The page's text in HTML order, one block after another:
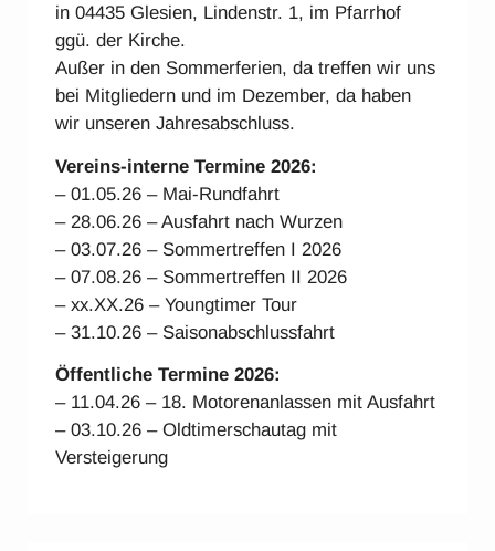
in 04435 Glesien, Lindenstr. 1, im Pfarrhof
ggü. der Kirche.
Außer in den Sommerferien, da treffen wir uns
bei Mitgliedern und im Dezember, da haben
wir unseren Jahresabschluss.
Vereins-interne Termine 2026:
– 01.05.26 – Mai-Rundfahrt
– 28.06.26 – Ausfahrt nach Wurzen
– 03.07.26 – Sommertreffen I 2026
– 07.08.26 – Sommertreffen II 2026
– xx.XX.26 – Youngtimer Tour
– 31.10.26 – Saisonabschlussfahrt
Öffentliche Termine 2026:
– 11.04.26 – 18. Motorenanlassen mit Ausfahrt
– 03.10.26 – Oldtimerschautag mit
Versteigerung